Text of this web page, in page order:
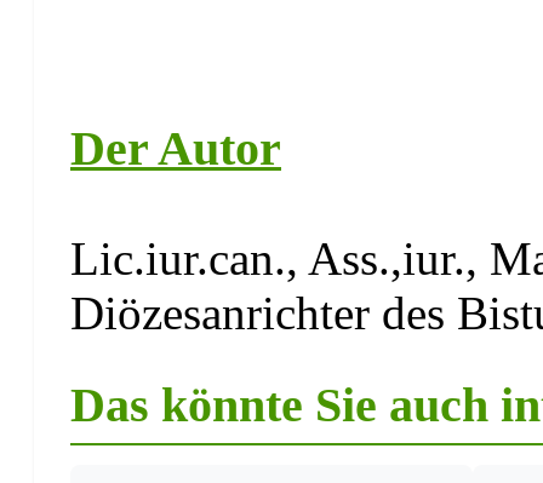
Kirchensteuer in der DDR
Verfassungsrechtliche Grundlagen
Konkordatsrechtliche Grundlagen
Der Autor
Lic.iur.can., Ass.,iur.,
Diözesanrichter des
Das könnte Sie auch